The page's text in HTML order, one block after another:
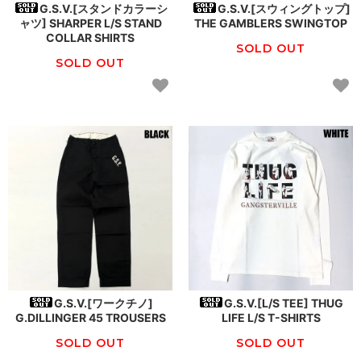
G.S.V.[スタンドカラーシ
ャツ] SHARPER L/S STAND
COLLAR SHIRTS
SOLD OUT
G.S.V.[スウィングトップ]
THE GAMBLERS SWINGTOP
SOLD OUT
G.S.V.[ワークチノ]
G.DILLINGER 45 TROUSERS
SOLD OUT
G.S.V.[L/S TEE] THUG
LIFE L/S T-SHIRTS
SOLD OUT